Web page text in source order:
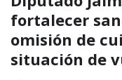
fortalecer
omisión de
situación de